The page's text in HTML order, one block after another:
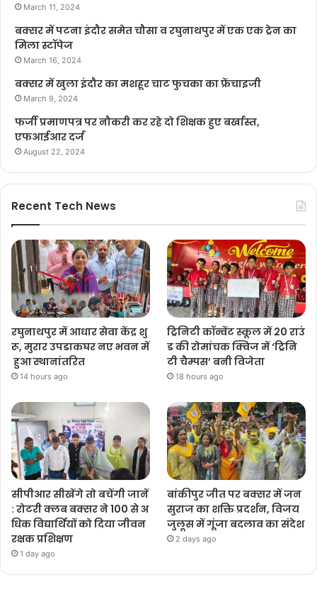
March 11, 2024
बक्सर में पटना इंदौर समेत चौसा व रघुनाथपुर में एक एक ट्रेन का
मिला स्टॉपेज
March 16, 2024
बक्सर में खुला इंदौर का मशहूर चाट फुचका का फ्रेंचाइजी
March 9, 2024
फर्जी प्रमाणपत्र पर नौकरी कर रहे दो शिक्षक हुए बर्खास्त,
एफआईआर दर्ज
August 22, 2024
Recent Tech News
रघुनाथपुर में आधार सेवा केंद्र शु
रू, मुरार उपडाकघर नए भवन में
हुआ स्थानांतरित
14 hours ago
ट्रिनिटी कॉन्वेंट स्कूल में 20 राउं
ड की रोमांचक क्विज में ‘ट्रिनि
टी चैम्पस’ बनी विजेता
18 hours ago
सीपीआर सीखेंगे तो बचेंगी जानें
: रोटरी क्लब बक्सर ने 100 से अ
धिक विद्यार्थियों को दिया जीवन
रक्षक प्रशिक्षण
1 day ago
बांकीपुर जीत पर बक्सर में जन
सुराज का शक्ति प्रदर्शन, विजय
जुलूस में गूंजा बदलाव का संदेश
2 days ago